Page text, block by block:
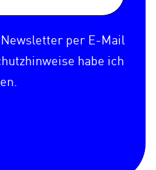
per E-Mail
habe ich